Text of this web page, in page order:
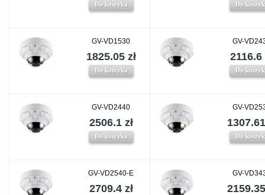
Do koszyka Do
GV-VD1530
1825.05 zł
Do koszyka
GV-
2116.6
Do
GV-VD2440
2506.1 zł
Do koszyka
GV-
Do
GV-VD2540-E
2709.4 zł
GV-